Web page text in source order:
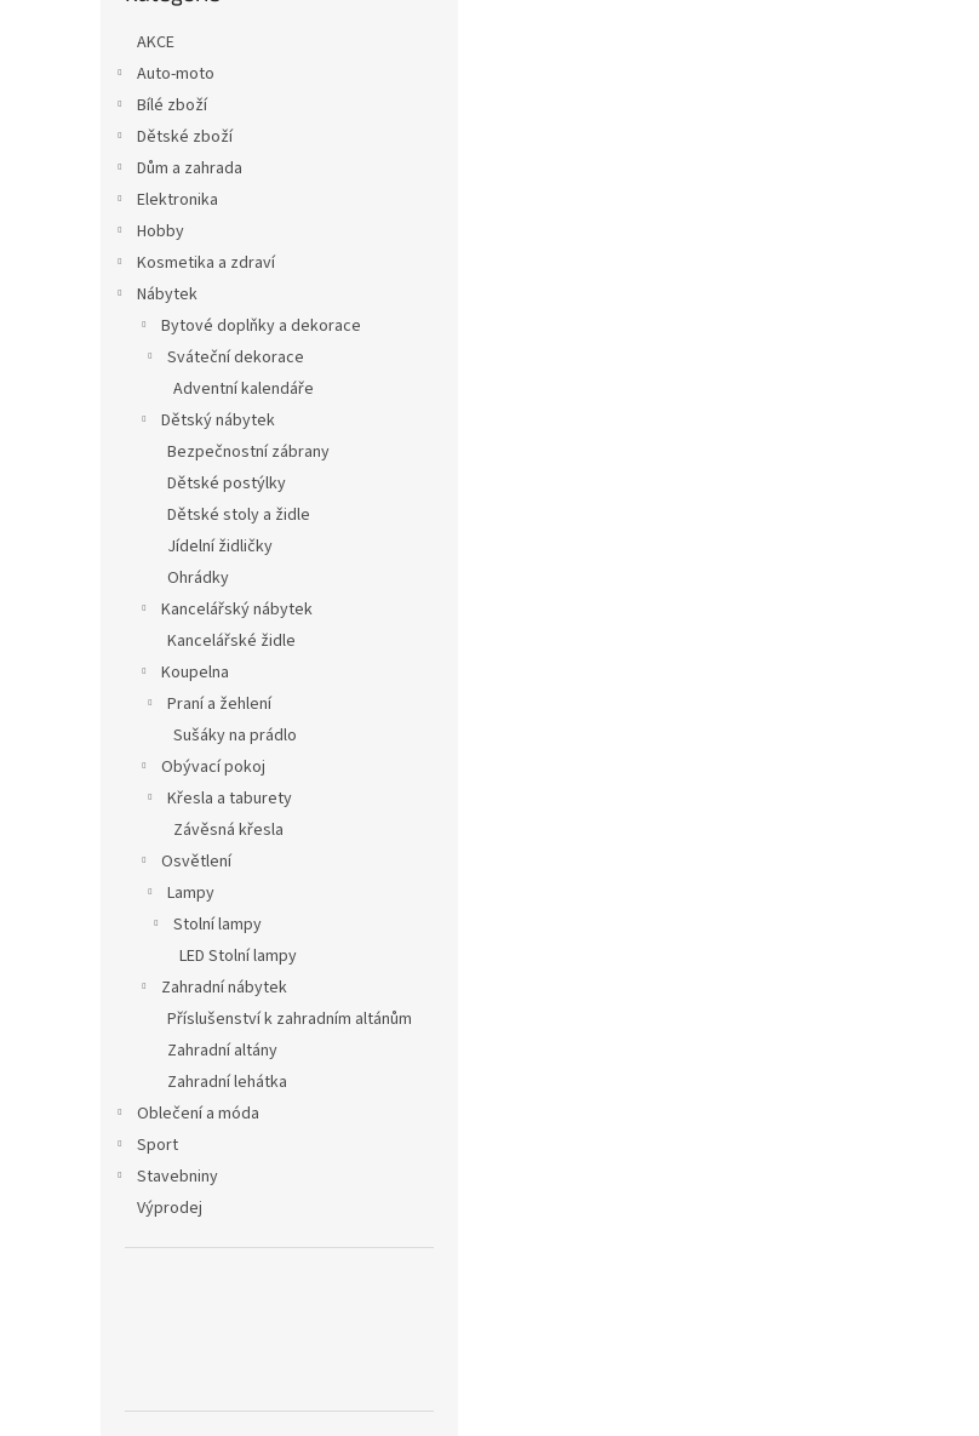
AKCE
Auto-moto
Bílé zboží
Dětské zboží
Dům a zahrada
Elektronika
Hobby
Kosmetika a zdraví
Nábytek
Bytové doplňky a dekorace
Sváteční dekorace
Adventní kalendáře
Dětský nábytek
Bezpečnostní zábrany
Dětské postýlky
Dětské stoly a židle
Jídelní židličky
Ohrádky
Kancelářský nábytek
Kancelářské židle
Koupelna
Praní a žehlení
Sušáky na prádlo
Obývací pokoj
Křesla a taburety
Závěsná křesla
Osvětlení
Lampy
Stolní lampy
LED Stolní lampy
Zahradní nábytek
Příslušenství k zahradním altánům
Zahradní altány
Zahradní lehátka
Oblečení a móda
Sport
Stavebniny
Výprodej